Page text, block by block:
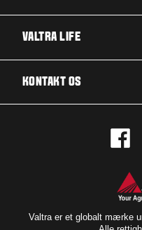
TEKNOLOGILØSNINGER
VALTRA LIFE
KONTAKT OS
Valtra er et globalt mærke